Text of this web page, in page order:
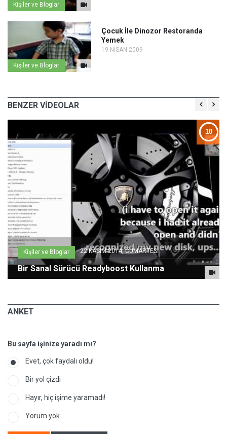
Kişiler ve Bloglar
Kişiler ve Bloglar
Çocuk İle Dinozor Restoranda
Yemek
19 NİSAN 2009
BENZER VİDEOLAR
Kişiler ve Bloglar 22 KASIM 2014, CUMARTESİ
Bir Sanal Sürücü Readyboost Kullanma
10
ANKET
Bu sayfa işinize yaradı mı?
Evet, çok faydalı oldu!
Bir yol çizdi
Hayır, hiç işime yaramadı!
Yorum yok